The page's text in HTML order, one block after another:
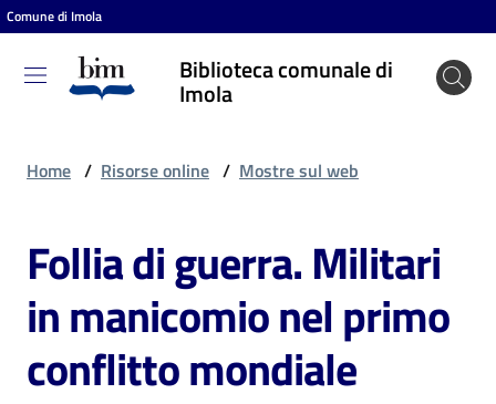
Vai al contenuto
Vai alla navigazione
Vai al footer
Comune di Imola
Biblioteca comunale di
Imola
Biblioteca
comunale
Entra
Cosa
puoi
fare
Home / Risorse online / Mostre sul web
Follia di guerra. Militari
in manicomio nel primo
conflitto mondiale